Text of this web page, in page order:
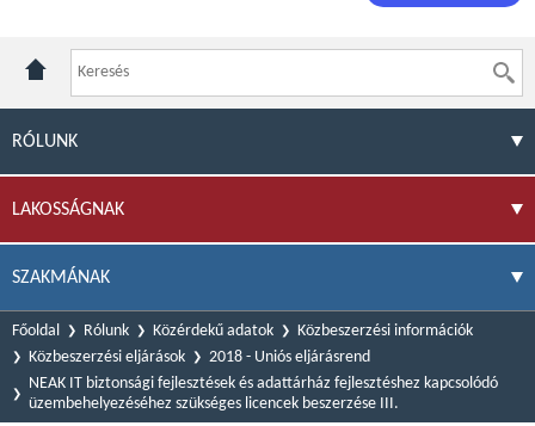
RÓLUNK
LAKOSSÁGNAK
SZAKMÁNAK
Főoldal Rólunk Közérdekű adatok
Közbeszerzési információk
Közbeszerzési eljárások
2018 - Uniós eljárásrend
NEAK IT biztonsági fejlesztések és adattárház fejlesztéshez kapcsolódó
üzembehelyezéséhez szükséges licencek beszerzése III.